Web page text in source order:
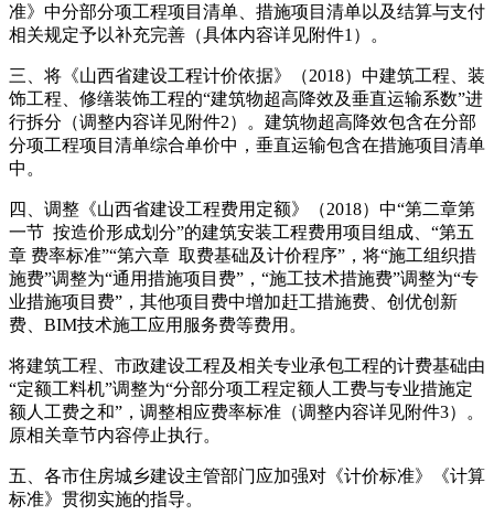
准》中分部分项工程项目清单、措施项目清单以及结算与支付
相关规定予以补充完善（具体内容详见附件1）。
三、将《山西省建设工程计价依据》（2018）中建筑工程、装
饰工程、修缮装饰工程的“建筑物超高降效及垂直运输系数”进
行拆分（调整内容详见附件2）。建筑物超高降效包含在分部
分项工程项目清单综合单价中，垂直运输包含在措施项目清单
中。
四、调整《山西省建设工程费用定额》（2018）中“第二章第
一节 按造价形成划分”的建筑安装工程费用项目组成、“第五
章 费率标准”“第六章 取费基础及计价程序”，将“施工组织措
施费”调整为“通用措施项目费”，“施工技术措施费”调整为“专
业措施项目费”，其他项目费中增加赶工措施费、创优创新
费、BIM技术施工应用服务费等费用。
将建筑工程、市政建设工程及相关专业承包工程的计费基础由
“定额工料机”调整为“分部分项工程定额人工费与专业措施定
额人工费之和”，调整相应费率标准（调整内容详见附件3）。
原相关章节内容停止执行。
五、各市住房城乡建设主管部门应加强对《计价标准》《计算
标准》贯彻实施的指导。